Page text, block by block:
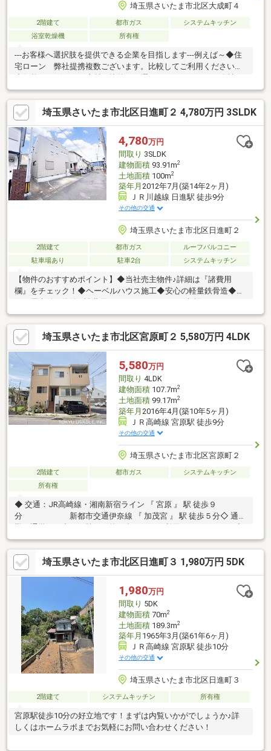
埼玉県さいたま市北区大成町４
2階建て 都市ガス
システムキッチン
浴室乾燥機
所有権
---お客様へ選択肢を提供できる企業を目指します---例えば～◆住
宅ローン 弊社提携複数ございます。比較してご利用ください。
◆価格・デザイン・素材を比較して選べます。リフォーム会社を
特徴ごとにご紹介いたします。※何社ご紹介しても料金はいただ
きません。◆ライフプランシミュレーションの実施が可能です。
※本当に住宅を買って大丈夫か？老後は？子供の進学は？などの
生涯にわたっての資金計画を見える化します。もちろんライフプ
ランナーも選べます。
埼玉県さいたま市北区日進町２ 4,780万円 3SLDK
4,780万円
間取り 3SLDK
建物面積93.91m2
土地面積100m2
築年月 2012年7月(築14年2ヶ月)
ＪＲ川越線 日進駅 徒歩9分
その他の交通
埼玉県さいたま市北区日進町２
2階建て 都市ガス
ルーフバルコニー
駐車場あり
駐車2台 システムキッチン
【物件のおすすめポイント】◆当社売主物件♪詳細は『諸費用
欄』をチェック！◆ヘーベルハウス施工◆安心の軽量鉄骨造◆人
下記物件概要詳細の『諸費用欄』を必ずご確認ください！！ ※資
料のご請求は、下のオレンジマークの【資料請求】よりお問い合
わせください♪ お問い合わせお待ちしております！※電話でのお問
い合わせは【048-475-8328】まで！ お問い合わせの際は
【SUUMOを見た】とお伝えいただくとスムーズにご案内できま
埼玉県さいたま市北区宮原町２ 5,580万円 4LDK
5,580万円
間取り 4LDK
建物面積107.7m2
土地面積99.17m2
築年月 2016年4月(築10年5ヶ月)
ＪＲ高崎線 宮原駅 徒歩9分
その他の交通
埼玉県さいたま市北区宮原町２
2階建て 都市ガス
システムキッチン
所有権
◆ 交通：JR高崎線・湘南新宿ライン 『 宮原 』 駅 徒歩９
分 新都市交通伊奈線 『 加茂宮 』 駅 徒歩５分◇ 通
勤、通学、お出かけ等で目的に合わせてご利用いただけます。◆
南東公道8.0ｍ、北東公道6.0ｍに接する角地 陽当たり、通
風、開放感良好です。◆ 平成28年4月築◆ 延床面積：
107.70m2（約32.57坪）◇ ４LDK＋WIC＋大型床下収納２カ所◇
居室は6.0帖以上。2階東側洋室9.0帖は勾配天井で広さと明るさを
確保◇ 床下収納は、シーズンものや車バイク用品の保管に重宝し
埼玉県さいたま市北区日進町３ 1,980万円 5DK
1,980万円
間取り 5DK
建物面積70m2
土地面積189.3m2
築年月 1965年3月(築61年6ヶ月)
ＪＲ高崎線 宮原駅 徒歩10分
その他の交通
埼玉県さいたま市北区日進町３
2階建て システムキッチン 所有権
宮原駅徒歩10分の好立地です！まずは内覧いかがでしょうか♪詳
しくはホームラボまでお気軽にお問い合わせください！